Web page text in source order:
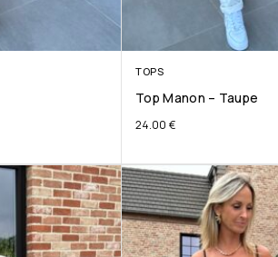
TOPS
Top Manon – Taupe
24.00 €